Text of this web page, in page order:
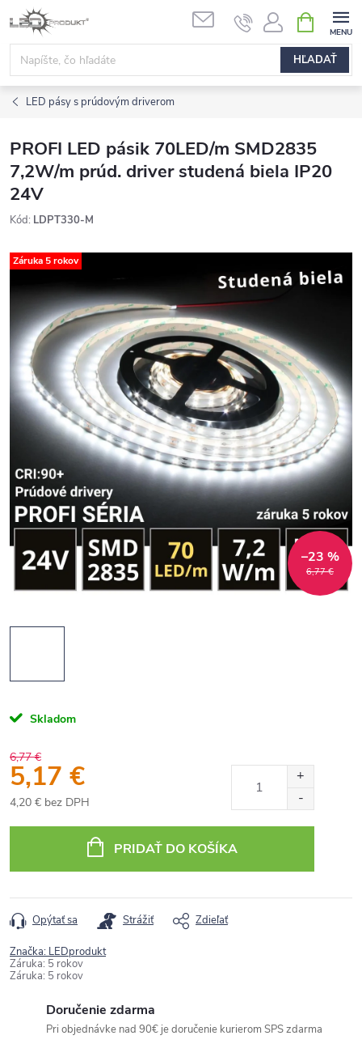
Prejsť
na
obsah
HĽADAŤ
KOŠÍK
LED pásy s prúdovým driverom
PROFI LED pásik 70LED/m SMD2835
7,2W/m prúd. driver studená biela IP20
24V
Kód: LDPT330-M
Záruka 5 rokov
6,77 €
–23 %
Skladom
6,77 €
5,17 €
4,20 € bez DPH
cena:
PRIDAŤ DO KOŠÍKA
Opýtať sa Strážiť Zdieľať
Značka: LEDprodukt
Záruka: 5 rokov
Záruka: 5 rokov
Doručenie zdarma
Pri objednávke nad 90€ je doručenie kurierom SPS zdarma